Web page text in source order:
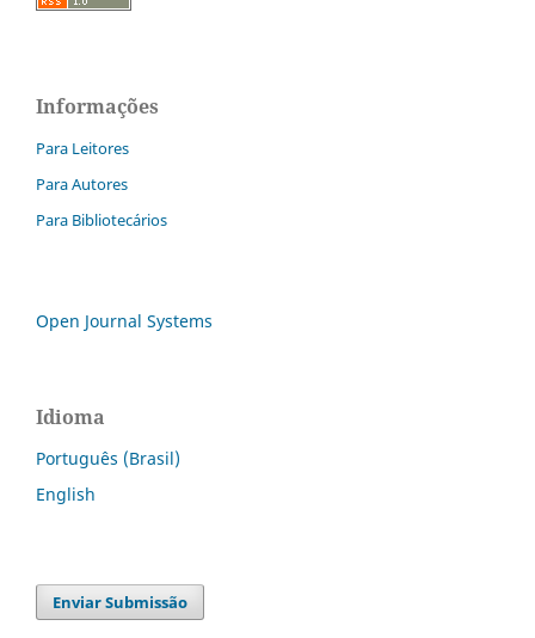
Informações
Para Leitores
Para Autores
Para Bibliotecários
Open Journal Systems
Idioma
Português (Brasil)
English
Enviar Submissão